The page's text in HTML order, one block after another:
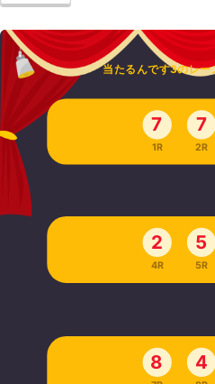
当たるんです3のレ
7
1R
7
2R
2
4R
5
5R
8 4